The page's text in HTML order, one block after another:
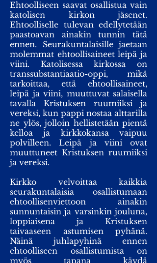
Ehtoolliseen saavat osallistua vain
katolisen kirkon jäsenet.
Ehtoolliselle tulevan edellytetään
paastoavan ainakin tunnin tätä
ennen. Seurakuntalaisille jaetaan
molemmat ehtoollisaineet leipä ja
viini. Katolisessa kirkossa on
transsubstantiaatio-oppi, mikä
tarkoittaa, että ehtoollisaineet,
leipä ja viini, muuttuvat salaisella
tavalla Kristuksen ruumiiksi ja
vereksi, kun pappi nostaa alttarilla
ne ylös, jolloin hellistetään pientä
kelloa ja kirkkokansa vaipuu
polvilleen. Leipä ja viini ovat
muuttuneet Kristuksen ruumiiksi
ja vereksi.
Kirkko velvoittaa kaikkia
seurakuntalaisia osallistumaan
ehtoollisenviettoon ainakin
sunnuntaisin ja varsinkin jouluna,
loppiaisena ja Kristuksen
taivaaseen astumisen pyhänä.
Näinä juhlapyhinä ennen
ehtoolliseen osallistumista on
myös tapana käydä